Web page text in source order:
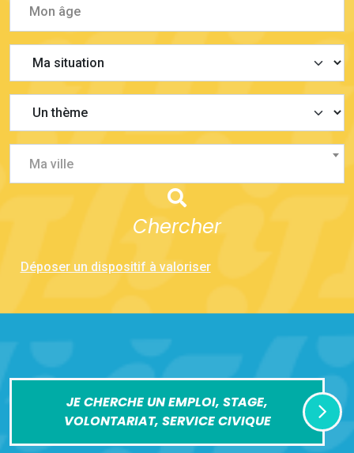
Ma ville
Chercher
Déposer un dispositif à valoriser
JE CHERCHE UN EMPLOI, STAGE,
VOLONTARIAT, SERVICE CIVIQUE